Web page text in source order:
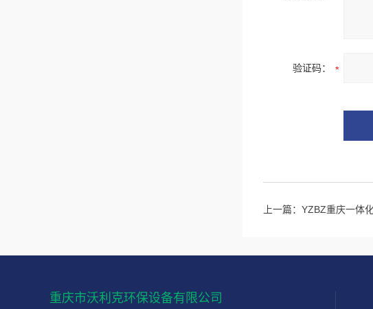
验证码：
上一篇： YZBZ重庆一体
重庆市沃利克环保设备有限公司